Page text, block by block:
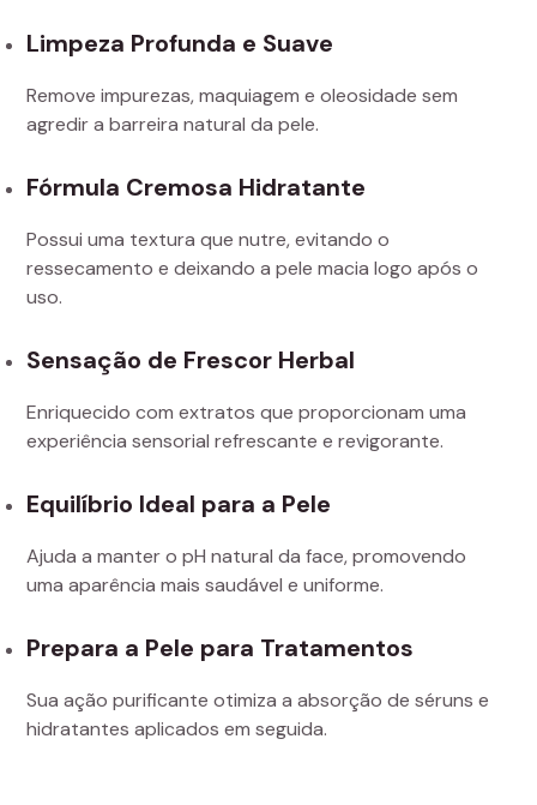
Limpeza Profunda e Suave
Remove impurezas, maquiagem e oleosidade sem
agredir a barreira natural da pele.
Fórmula Cremosa Hidratante
Possui uma textura que nutre, evitando o
ressecamento e deixando a pele macia logo após o
uso.
Sensação de Frescor Herbal
Enriquecido com extratos que proporcionam uma
experiência sensorial refrescante e revigorante.
Equilíbrio Ideal para a Pele
Ajuda a manter o pH natural da face, promovendo
uma aparência mais saudável e uniforme.
Prepara a Pele para Tratamentos
Sua ação purificante otimiza a absorção de séruns e
hidratantes aplicados em seguida.